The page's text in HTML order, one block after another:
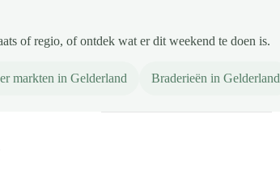
of regio, of ontdek wat er dit weekend te doen is.
markten in Gelderland Braderieën in Gelderland